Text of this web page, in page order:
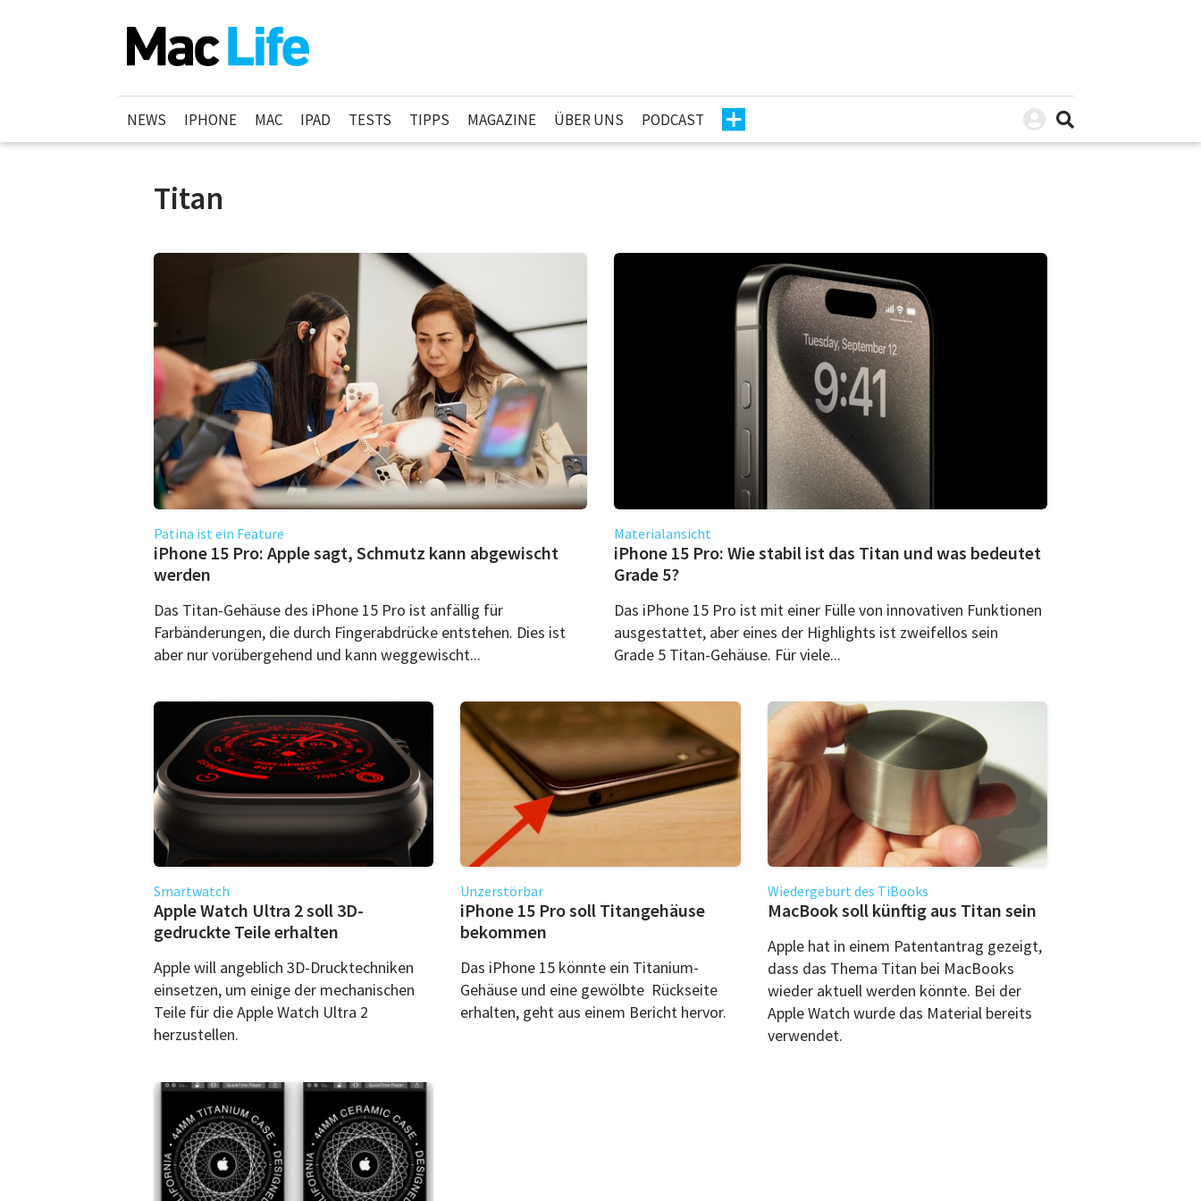
NEWS IPHONE MAC IPAD TESTS TIPPS MAGAZINE ÜBER UNS PODCAST
Titan
Patina ist ein Feature
iPhone 15 Pro: Apple sagt, Schmutz kann abgewischt
werden
Das Titan-Gehäuse des iPhone 15 Pro ist anfällig für
Farbänderungen, die durch Fingerabdrücke entstehen. Dies ist
aber nur vorübergehend und kann weggewischt...
Materialansicht
iPhone 15 Pro: Wie stabil ist das Titan und was bedeutet
Grade 5?
Das iPhone 15 Pro ist mit einer Fülle von innovativen Funktionen
ausgestattet, aber eines der Highlights ist zweifellos sein
Grade 5 Titan-Gehäuse. Für viele...
Smartwatch
Apple Watch Ultra 2 soll 3D-
gedruckte Teile erhalten
Apple will angeblich 3D-Drucktechniken
einsetzen, um einige der mechanischen
Teile für die Apple Watch Ultra 2
herzustellen.
Unzerstörbar
iPhone 15 Pro soll Titangehäuse
bekommen
Das iPhone 15 könnte ein Titanium-
Gehäuse und eine gewölbte Rückseite
erhalten, geht aus einem Bericht hervor.
Wiedergeburt des TiBooks
MacBook soll künftig aus Titan sein
Apple hat in einem Patentantrag gezeigt,
dass das Thema Titan bei MacBooks
wieder aktuell werden könnte. Bei der
Apple Watch wurde das Material bereits
verwendet.